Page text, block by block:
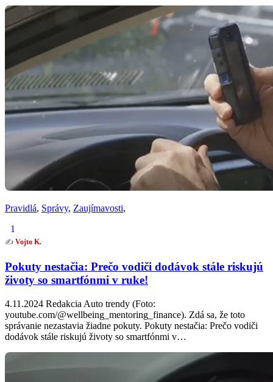
Pravidlá, Správy, Zaujímavosti,
1
✍️ Vojto K.
Pokuty nestačia: Prečo vodiči dodávok stále riskujú
životy so smartfónmi v ruke!
4.11.2024 Redakcia Auto trendy (Foto:
youtube.com/@wellbeing_mentoring_finance). Zdá sa, že toto
správanie nezastavia žiadne pokuty. Pokuty nestačia: Prečo vodiči
dodávok stále riskujú životy so smartfónmi v…